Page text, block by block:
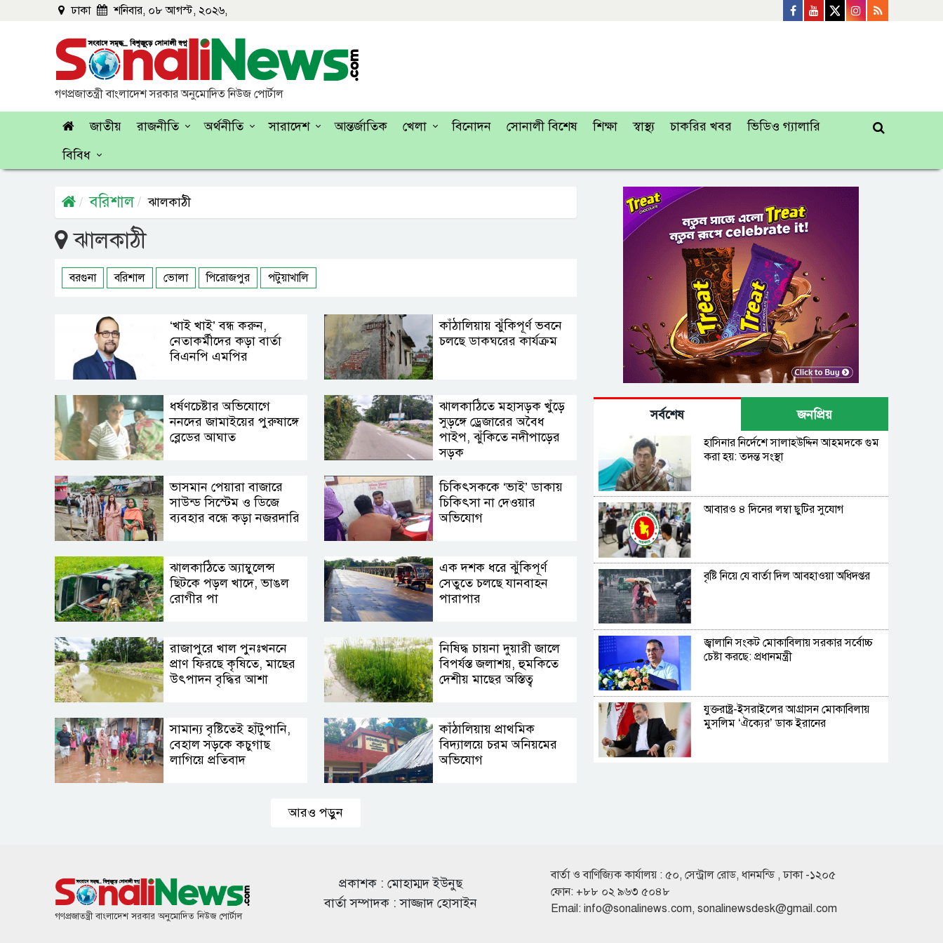
ঢাকা শনিবার, ০৮ আগস্ট, ২০২৬,
গণপ্রজাতন্ত্রী বাংলাদেশ সরকার অনুমোদিত নিউজ পোর্টাল
জাতীয় রাজনীতি অর্থনীতি সারাদেশ আন্তর্জাতিক খেলা বিনোদন সোনালী বিশেষ শিক্ষা স্বাস্থ্য চাকরির খবর
ভিডিও গ্যালারি
বিবিধ
বরিশাল ঝালকাঠী
ঝালকাঠী
বরগুনা বরিশাল ভোলা পিরোজপুর পটুয়াখালি
‘খাই খাই’ বন্ধ করুন,
নেতাকর্মীদের কড়া বার্তা
বিএনপি এমপির
কাঁঠালিয়ায় ঝুঁকিপূর্ণ ভবনে
চলছে ডাকঘরের কার্যক্রম
ধর্ষণচেষ্টার অভিযোগে
ননদের জামাইয়ের পুরুষাঙ্গে
ব্লেডের আঘাত
ঝালকাঠিতে মহাসড়ক খুঁড়ে
সুড়ঙ্গে ড্রেজারের অবৈধ
পাইপ, ঝুঁকিতে নদীপাড়ের
সড়ক
ভাসমান পেয়ারা বাজারে
সাউন্ড সিস্টেম ও ডিজে
ব্যবহার বন্ধে কড়া নজরদারি
চিকিৎসককে ‘ভাই’ ডাকায়
চিকিৎসা না দেওয়ার
অভিযোগ
ঝালকাঠিতে অ্যাম্বুলেন্স
ছিটকে পড়ল খাদে, ভাঙল
রোগীর পা
এক দশক ধরে ঝুঁকিপূর্ণ
সেতুতে চলছে যানবাহন
পারাপার
রাজাপুরে খাল পুনঃখননে
প্রাণ ফিরছে কৃষিতে, মাছের
উৎপাদন বৃদ্ধির আশা
নিষিদ্ধ চায়না দুয়ারী জালে
বিপর্যস্ত জলাশয়, হুমকিতে
দেশীয় মাছের অস্তিত্ব
সামান্য বৃষ্টিতেই হাঁটুপানি,
বেহাল সড়কে কচুগাছ
লাগিয়ে প্রতিবাদ
কাঁঠালিয়ায় প্রাথমিক
বিদ্যালয়ে চরম অনিয়মের
অভিযোগ
আরও পড়ুন
সর্বশেষ জনপ্রিয়
হাসিনার নির্দেশে সালাহউদ্দিন আহমদকে গুম
করা হয়: তদন্ত সংস্থা
আবারও ৪ দিনের লম্বা ছুটির সুযোগ
বৃষ্টি নিয়ে যে বার্তা দিল আবহাওয়া অধিদপ্তর
জ্বালানি সংকট মোকাবিলায় সরকার সর্বোচ্চ
চেষ্টা করছে: প্রধানমন্ত্রী
যুক্তরাষ্ট্র-ইসরাইলের আগ্রাসন মোকাবিলায়
মুসলিম ‘ঐক্যের’ ডাক ইরানের
পে স্কেলের প্রজ্ঞাপন জারি, প্রত্যাশা নিয়ে যা
গণপ্রজাতন্ত্রী বাংলাদেশ সরকার অনুমোদিত নিউজ পোর্টাল
প্রকাশক : মোহাম্মদ ইউনুছ
বার্তা সম্পাদক : সাজ্জাদ হোসাইন
বার্তা ও বাণিজ্যিক কার্যালয় : ৫০, সেন্ট্রাল রোড, ধানমন্ডি , ঢাকা -১২০৫
ফোন: +৮৮ ০২ ৯৬৩ ৫০৪৮
Email: info@sonalinews.com, sonalinewsdesk@gmail.com